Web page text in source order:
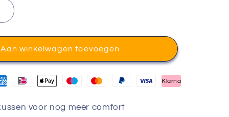
Aan winkelwagen toevoegen
Klarna
voor nog meer comfort